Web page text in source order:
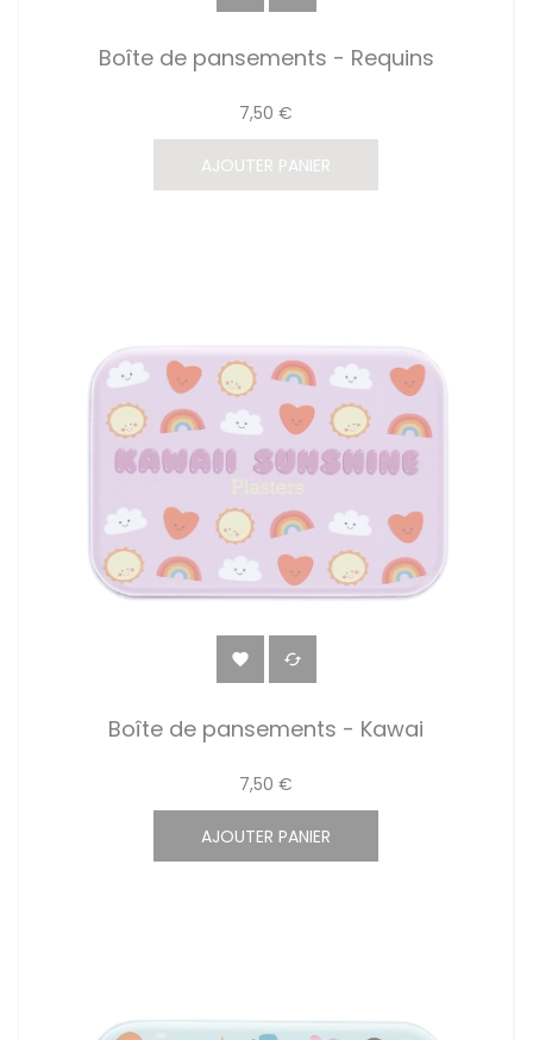
Boîte de pansements - Requins
7,50 €
AJOUTER PANIER
 
Boîte de pansements - Kawai
7,50 €
AJOUTER PANIER